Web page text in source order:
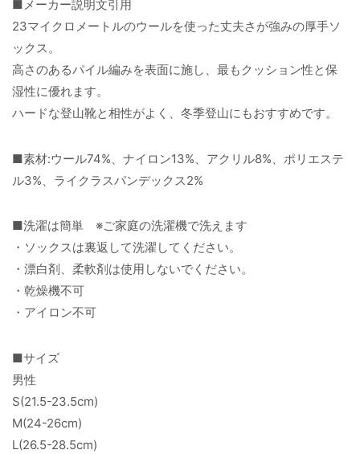
■メーカー説明文引用
23マイクロメートルのウールを使った丈夫さが強みの厚手ソ
ックス。
高さのあるパイル編みを表面に施し、最もクッション性と保
湿性に優れます。
ハードな登山靴と相性がよく、冬季登山にもおすすめです。
■素材:ウール74%、ナイロン13%、アクリル8%、ポリエステ
ル3%、ライクラスパンデックス2%
■洗濯は簡単 ※ご家庭の洗濯機で洗えます
・ソックスは裏返して洗濯してください。
・漂白剤、柔軟剤は使用しないでください。
・乾燥機不可
・アイロン不可
■サイズ
男性
S(21.5-23.5cm)
M(24-26cm)
L(26.5-28.5cm)